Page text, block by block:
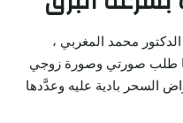
محمد المغربي ،
طلب صورتي وصورة زوجي
السحر بادية عليه وعدَّدها